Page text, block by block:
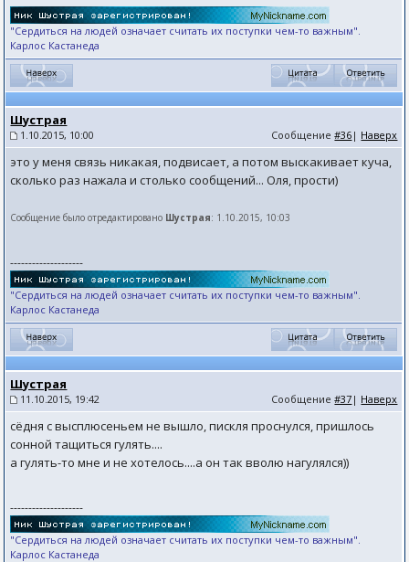
"Сердиться на людей означает считать их поступки чем-то важным".
Карлос Кастанеда
Шустрая
1.10.2015, 10:00 Сообщение#36 | Наверх
это у меня связь никакая, подвисает, а потом выскакивает куча,
сколько раз нажала и столько сообщений... Оля, прости)
Сообщение было отредактировано Шустрая: 1.10.2015, 10:03
--------------------
"Сердиться на людей означает считать их поступки чем-то важным".
Карлос Кастанеда
Шустрая
11.10.2015, 19:42 Сообщение#37 | Наверх
сёдня с высплюсеньем не вышло, пискля проснулся, пришлось
сонной тащиться гулять....
а гулять-то мне и не хотелось....а он так вволю нагулялся))
--------------------
"Сердиться на людей означает считать их поступки чем-то важным".
Карлос Кастанеда